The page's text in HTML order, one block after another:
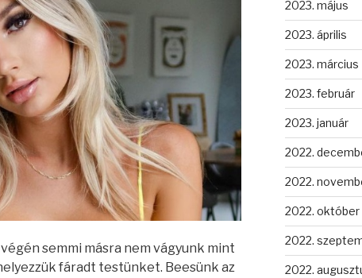
semmi másra nem vágyunk mint
fáradt testünket. Beesünk az
2023. május
2023. április
2023. március
2023. február
2023. január
2022.
2022.
2022. október
2022.
2022.